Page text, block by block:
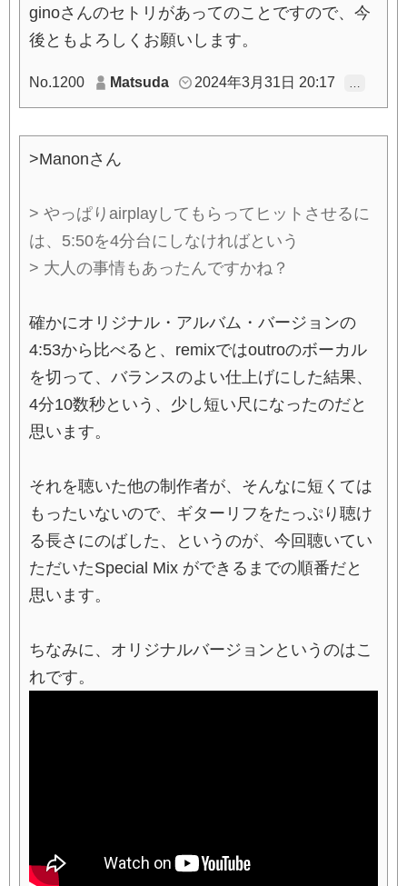
ginoさんのセトリがあってのことですので、今
後ともよろしくお願いします。
No.1200 Matsuda 2024年3月31日 20:17
>Manonさん
> やっぱりairplayしてもらってヒットさせるに
は、5:50を4分台にしなければという
> 大人の事情もあったんですかね？
確かにオリジナル・アルバム・バージョンの
4:53から比べると、remixではoutroのボーカル
を切って、バランスのよい仕上げにした結果、
4分10数秒という、少し短い尺になったのだと
思います。
それを聴いた他の制作者が、そんなに短くては
もったいないので、ギターリフをたっぷり聴け
る長さにのばした、というのが、今回聴いてい
ただいたSpecial Mix ができるまでの順番だと
思います。
ちなみに、オリジナルバージョンというのはこ
れです。